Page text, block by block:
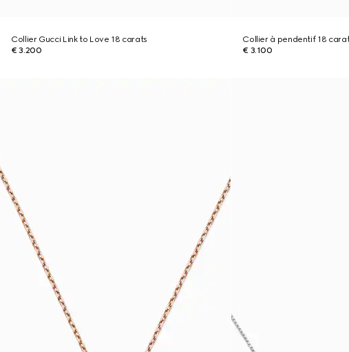
Collier Gucci Link to Love 18 carats
€ 3.200
Collier à pendentif 18
€ 3.100